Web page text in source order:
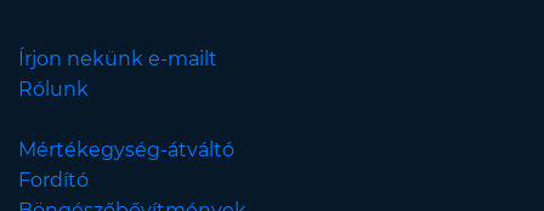
Írjon nekünk e-mailt
Rólunk
Mértékegység-átváltó
Fordító